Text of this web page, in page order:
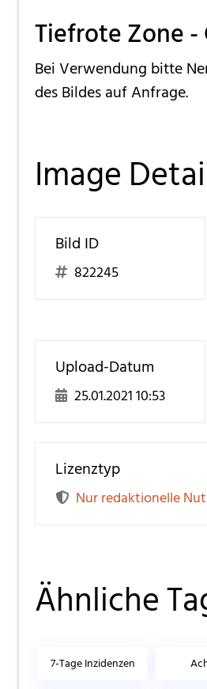
Tiefrote Zone -
Bei Verwendung bitte
des Bildes auf Anfrage.
Image
Bild ID
822245
Upload-Datum
25.01.2021 10:53
Lizenztyp
Nur redaktionelle
Ähnliche
7-Tage Inzidenzen